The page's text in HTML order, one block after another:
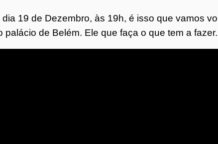
19 de Dezembro, às 19h, é isso que vamos
palácio de Belém. Ele que faça o que tem a fazer.